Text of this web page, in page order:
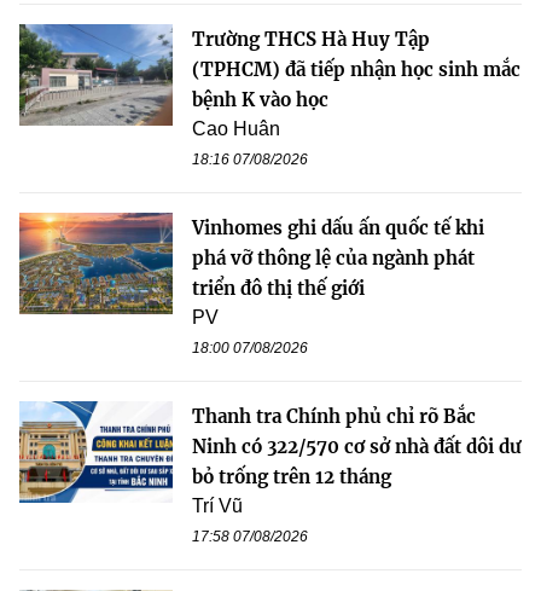
Trường THCS Hà Huy Tập
(TPHCM) đã tiếp nhận học sinh mắc
bệnh K vào học
Cao Huân
18:16 07/08/2026
Vinhomes ghi dấu ấn quốc tế khi
phá vỡ thông lệ của ngành phát
triển đô thị thế giới
PV
18:00 07/08/2026
Thanh tra Chính phủ chỉ rõ Bắc
Ninh có 322/570 cơ sở nhà đất dôi dư
bỏ trống trên 12 tháng
Trí Vũ
17:58 07/08/2026